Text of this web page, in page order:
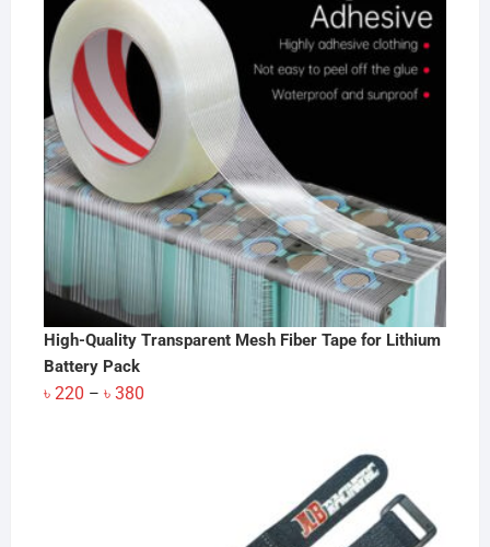
High-Quality Transparent Mesh Fiber Tape for Lithium
Battery Pack
৳ 220 – ৳ 380Price